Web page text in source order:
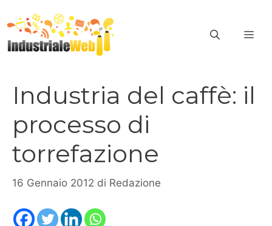
al
contenuto
Industria del caffè: il
processo di
torrefazione
16 Gennaio 2012 di Redazione